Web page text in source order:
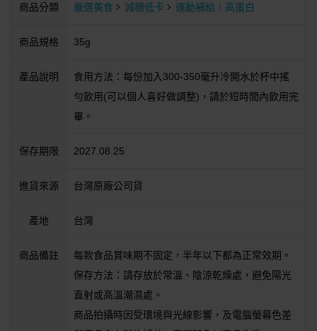
商品分類 嚴選美食 減糖低卡 運動補給｜高蛋白
商品規格 35g
產品說明
食用方法：每份加入300-350毫升冷開水於杯中搖
勻飲用(可以個人喜好做調整)，請於短時間內飲用完
畢。
保存期限 2027.08.25
進貨來源 台灣原廠公司貨
產地 台灣
商品備註
每款食品賞味期不固定，半年以下都為正常效期。
保存方法：請存放於常溫、陰涼乾燥處，避免陽光
直射或高溫潮濕處。
商品拍攝時因受環境與光線影響，及電腦螢幕色差